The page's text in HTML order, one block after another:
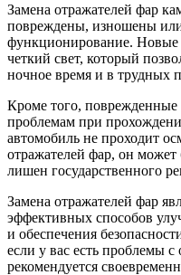
Замена отражателей фар
повреждены, изношены
функционирование. Новые
четкий свет, который
ночное время и в трудных
Кроме того, поврежденные
проблемам при
автомобиль не проходит
отражателей фар, он
лишен государственного
Замена отражателей фар
эффективных способов
и обеспечения
если у вас есть проблемы
рекомендуется